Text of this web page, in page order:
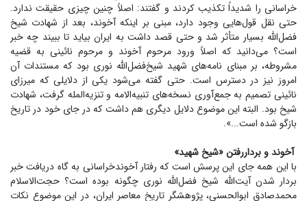
خراسانی را شدیداً تکذیب کردند و گفتند: اصلاً چنین چیزی حقیقت ندارد.
حتی نقل قول‌هایی وجود دارد، مبنی بر اینکه آخوند، بعد از شهادت شیخ
فضل‌الله بسیار متأثر شد و حتی قصد داشت به ایران بیاید تا ببیند چه خبر
است؟ می‌دانید که اصلاً ورود مرحوم آخوند و مرحوم نائینی به قضیه
مشروطه، بر مبنای نامه‌های شهید شیخ‌فضل‌الله نوری بود که مستندات آن
امروز نیز در دسترس است. حتی گفته می‌شود یکی از دلایلی که میرزای
نائینی تصمیم به جمع‌آوری نسخه‌های تنبیه‌الامه و تنزیه‌المله گرفت، شهادت
شیخ بود. البته این موضوع دلایل دیگری هم داشت که در جای خود در تاریخ
بازگو شده است...».
آخوند و برداررفتن «شیخ شهید»
با این همه جای این پرسش است که رفتار آخوند‌خراسانی به گاه دریافت خبر
بردار شدن آیت‌الله شیخ فضل‌الله نوری چگونه بوده است؟ حجت‌الاسلام
محمدصادق ابوالحسنی، پژوهشگر تاریخ معاصر ایران، در این موضوع نکات